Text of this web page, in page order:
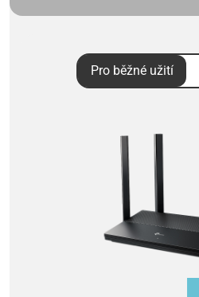
Pro běžné užití